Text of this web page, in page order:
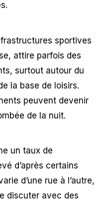
sportives
attire parfois des
surtout autour du
la base de loisirs.
peuvent devenir
de la nuit.
un taux de
d’après certains
d’une rue à l’autre,
discuter avec des